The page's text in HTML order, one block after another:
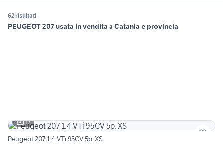
62 risultati
PEUGEOT 207 usata in vendita a Catania e provincia
17
Peugeot 207 1.4 VTi 95CV 5p. XS